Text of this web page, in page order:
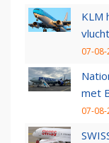
KLM
07-
met
07-